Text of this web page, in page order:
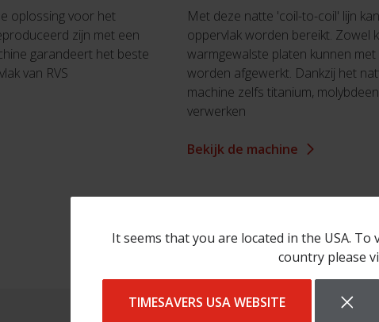
It seems that you are located in the USA.
country please
TIMESAVERS USA WEBSITE
oplossing voor het
zijn met een
garandeert het beste
van RVS
Met deze natte 'coil-to-coil' lijn
oppervlak worden bereikt. Zowel
warmgewalste platen kunnen
worden afgewerkt. Dankzij het
machine zelfs titanium,
verwerken
Bekijk de machine